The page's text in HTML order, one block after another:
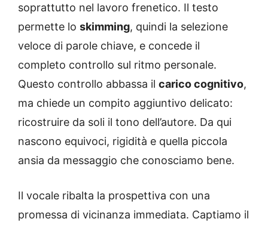
soprattutto nel lavoro frenetico. Il testo
permette lo skimming, quindi la selezione
veloce di parole chiave, e concede il
completo controllo sul ritmo personale.
Questo controllo abbassa il carico cognitivo,
ma chiede un compito aggiuntivo delicato:
ricostruire da soli il tono dell’autore. Da qui
nascono equivoci, rigidità e quella piccola
ansia da messaggio che conosciamo bene.
Il vocale ribalta la prospettiva con una
promessa di vicinanza immediata. Captiamo il